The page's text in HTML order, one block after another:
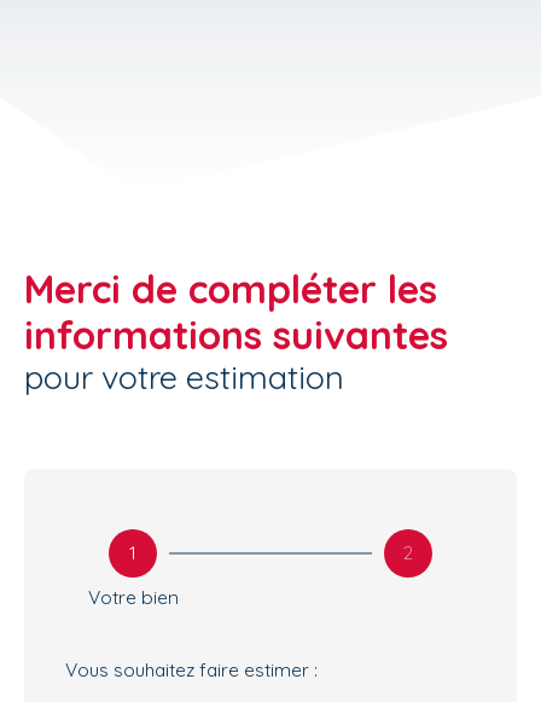
Merci de compléter les
informations suivantes
pour votre estimation
1
Votre bien
2
Vous souhaitez faire estimer :